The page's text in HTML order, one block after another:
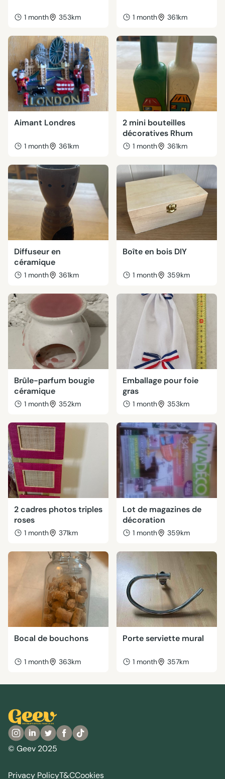
1 month 353km 1 month 361km
Aimant Londres
1 month 361km
2 mini bouteilles
décoratives Rhum
1 month 361km
Diffuseur en
céramique
1 month 361km
Boîte en bois DIY
1 month 359km
Brûle-parfum bougie
céramique
1 month 352km
Emballage pour foie
gras
1 month 353km
2 cadres photos triples
roses
1 month 371km
Lot de magazines de
décoration
1 month 359km
Bocal de bouchons
1 month 363km
Porte serviette mural
1 month 357km
© Geev 2025
Privacy PolicyT&CCookies